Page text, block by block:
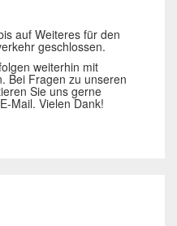
auf Weiteres für den
geschlossen.
weiterhin mit
Bei Fragen zu unseren
Sie uns gerne
Mail. Vielen Dank!